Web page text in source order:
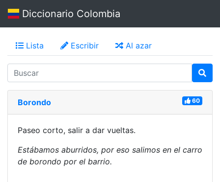
Diccionario Colombia
Lista Escribir Al azar
Borondo 60
Paseo corto, salir a dar vueltas.
Estábamos aburridos, por eso salimos en el carro
de borondo por el barrio.